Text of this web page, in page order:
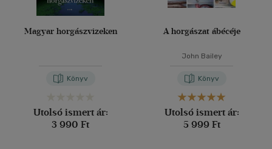
Magyar horgászvizeken
Könyv
Utolsó ismert ár:
3 990 Ft
A horgászat ábécéje
John Bailey
Könyv
Utolsó ismert ár:
5 999 Ft